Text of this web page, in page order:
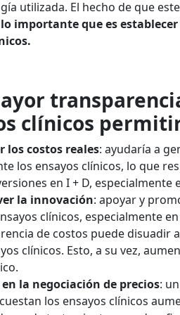
utilizada. El hecho de que
importante que es
clínicos
los costos reales: ayudaría a
los ensayos clínicos, lo que
en I + D,
la innovación: apoyar y
clínicos, especialmente
de costos puede disuadir
clínicos. Esto, a su vez,
la negociación de precios:
los ensayos clínicos